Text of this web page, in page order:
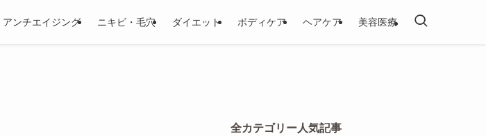
アンチエイジング ニキビ・毛穴 ダイエット ボディケア ヘアケア 美容医療
全カテゴリー人気記事